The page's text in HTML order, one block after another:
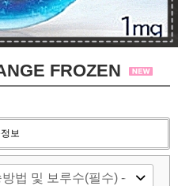
FROZEN
보